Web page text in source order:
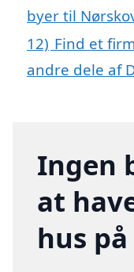
byer til
12) Find et
andre dele af
Ingen
at
hus